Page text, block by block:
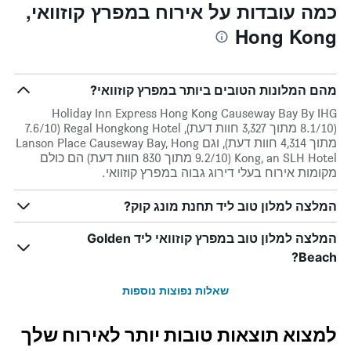
כמה עובדות על אירוח במפרץ קוזוואי,
Hong Kong
מהם המלונות הטובים ביותר במפרץ קוזוואי?
Holiday Inn Express Hong Kong Causeway Bay By IHG
(8.1/10 מתוך 3,327 חוות דעת), Regal Hongkong Hotel (7.6/10
מתוך 4,314 חוות דעת), וגם Lanson Place Causeway Bay, Hong
Kong, an SLH Hotel (9.2/10 מתוך 830 חוות דעת) הם כולם
מקומות אירוח בעלי דירוג גבוה במפרץ קוזוואי.
המלצה למלון טוב ליד תחנת מונג קוק?
המלצה למלון טוב במפרץ קוזוואי ליד Golden
Beach?
שאלות נפוצות נוספות
למצוא תוצאות טובות יותר לאירוח שלך